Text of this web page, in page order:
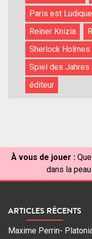
Paris est Ludique
Reiner Knizia
Sherlock
Spiel des Jahres
éditeur
À vous de jouer :
dans la
ARTICLES RÉCENTS
Maxime Perrin-